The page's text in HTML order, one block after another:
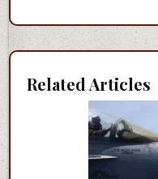
Related Articles